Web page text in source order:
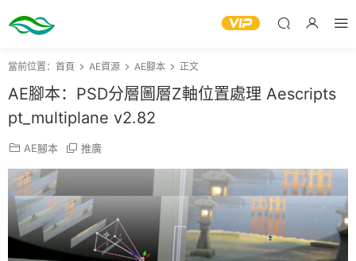
當前位置： 首頁 AE資源 AE腳本 正文
AE腳本：PSD分層圖層Z軸位置處理 Aescripts
pt_multiplane v2.82
AE腳本 推廣